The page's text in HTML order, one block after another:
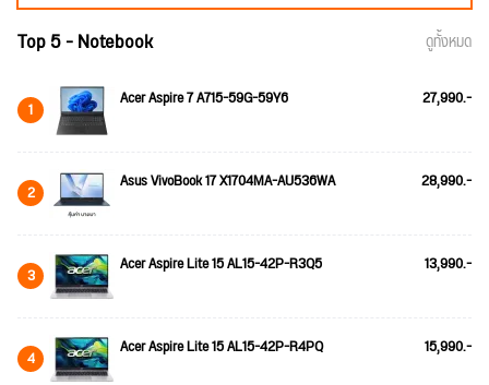
Top 5 - Notebook ดูทั้งหมด
1 Acer Aspire 7 A715-59G-59Y6 27,990.-
2 Asus VivoBook 17 X1704MA-AU536WA 28,990.-
3 Acer Aspire Lite 15 AL15-42P-R3Q5 13,990.-
4 Acer Aspire Lite 15 AL15-42P-R4PQ 15,990.-